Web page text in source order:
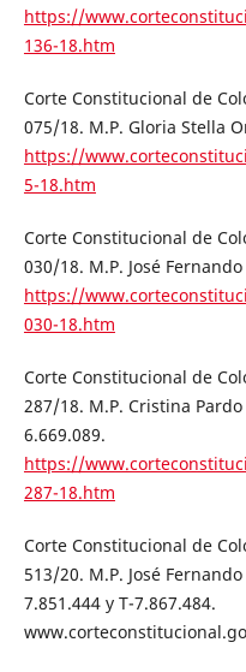
https://
136-18.htm
Corte Constitucional de
075/18. M.P. Gloria Stella
https://
5-18.htm
Corte Constitucional de
030/18. M.P. José
https://
030-18.htm
Corte Constitucional de
287/18. M.P. Cristina
6.669.089.
https://
287-18.htm
Corte Constitucional de
513/20. M.P. José
7.851.444 y T-7.867.484.